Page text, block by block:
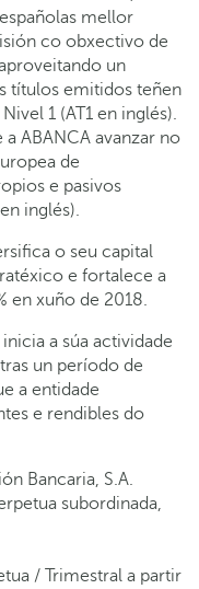
mellor
co obxectivo de
un
títulos emitidos teñen
1 (AT1 en inglés).
ABANCA avanzar no
de
e pasivos
inglés).
o seu capital
e fortalece a
en xuño de 2018.
a súa actividade
un período de
a entidade
e rendibles do
Bancaria, S.A.
subordinada,
/ Trimestral a partir